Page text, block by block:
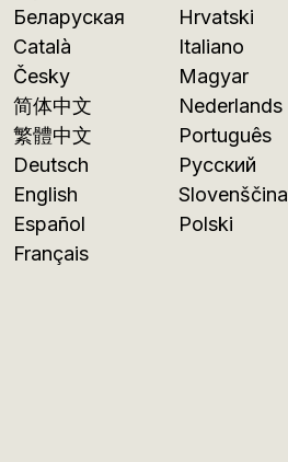
Беларуская
Català
Česky
简体中文
繁體中文
Deutsch
English
Español
Français
Hrvatski
Italiano
Magyar
Nederlands
Português
Русский
Slovenščina
Polski